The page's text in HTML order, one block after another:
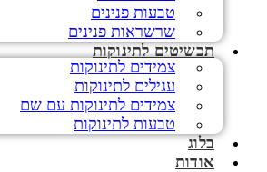
טבעות פנינים
שרשראות פנינים
תכשיטים לתינוקות
צמידים לתינוקות
עגילים לתינוקות
צמידים לתינוקות עם שם
טבעות לתינוקות
בלוג
אודות